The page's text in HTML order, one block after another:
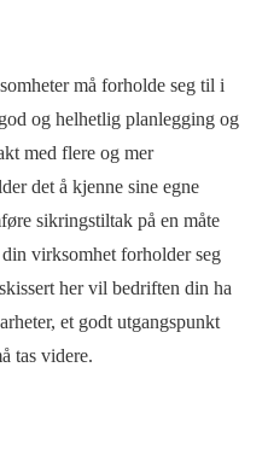
må forholde seg til i
og helhetlig planlegging og
med flere og mer
det å kjenne sine egne
sikringstiltak på en måte
virksomhet forholder seg
her vil bedriften din ha
et godt utgangspunkt
tas videre.